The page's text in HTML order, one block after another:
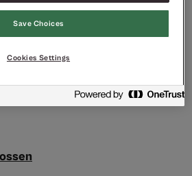
Save Choices
Cookies Settings